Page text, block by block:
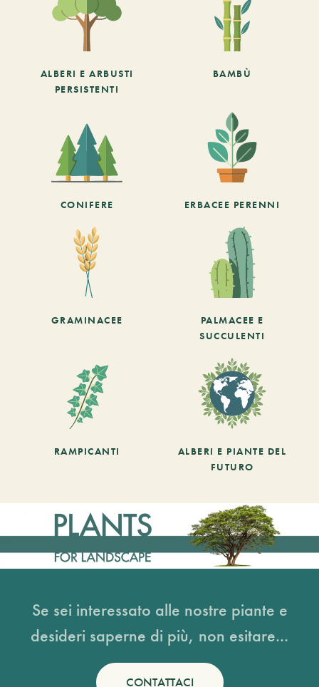
ALBERI E ARBUSTI
PERSISTENTI
BAMBÙ
CONIFERE ERBACEE PERENNI
GRAMINACEE
PALMACEE E
SUCCULENTI
RAMPICANTI
ALBERI E PIANTE DEL
FUTURO
Se sei interessato alle nostre piante e
desideri saperne di più, non esitare...
CONTATTACI